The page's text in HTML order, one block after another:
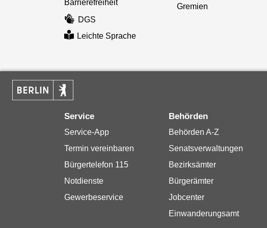
Barrierefreiheit
DGS
Leichte Sprache
Gremien
Service
Service-App
Termin vereinbaren
Bürgertelefon 115
Notdienste
Gewerbeservice
Behörden
Behörden A-Z
Senatsverwaltungen
Bezirksämter
Bürgerämter
Jobcenter
Einwanderungsamt